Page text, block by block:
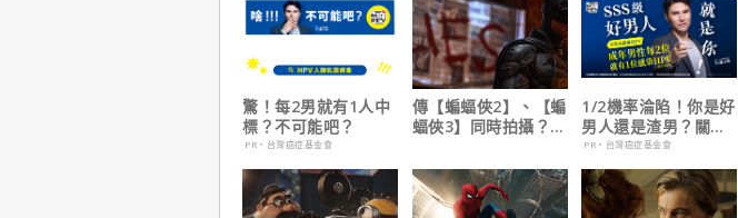
驚！每2男就有1人中
標？不可能吧？
PR・台灣癌症基金會
傳【蝙蝠俠2】、【蝙
蝠俠3】同時拍攝？詹
1/2機率淪陷！你是好
男人還是渣男？關鍵
在這
PR・台灣癌症基金會